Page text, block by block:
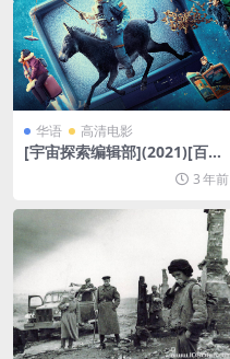
华语 高清电影
[宇宙探索编辑部](2021)[百度
网盘+迅雷云盘资源1080P超
清未删减][MP4/3GB][中英字
幕]
3 年前